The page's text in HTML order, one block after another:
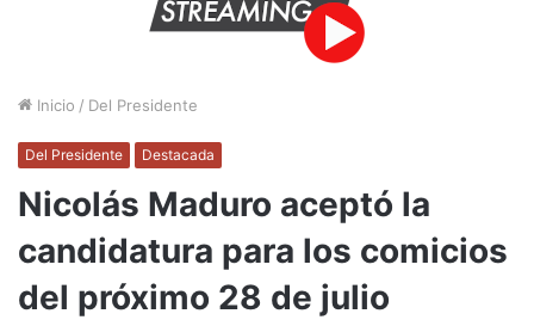
Inicio / Del Presidente
Del Presidente Destacada
Nicolás Maduro aceptó la
candidatura para los comicios
del próximo 28 de julio